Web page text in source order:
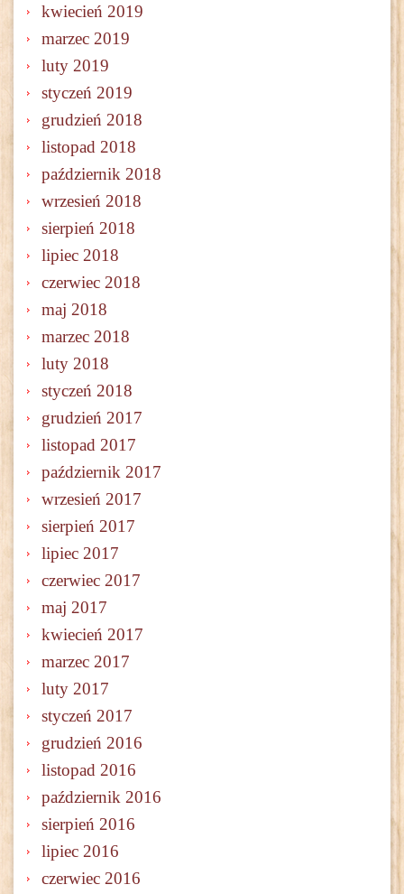
kwiecień 2019
marzec 2019
luty 2019
styczeń 2019
grudzień 2018
listopad 2018
październik 2018
wrzesień 2018
sierpień 2018
lipiec 2018
czerwiec 2018
maj 2018
marzec 2018
luty 2018
styczeń 2018
grudzień 2017
listopad 2017
październik 2017
wrzesień 2017
sierpień 2017
lipiec 2017
czerwiec 2017
maj 2017
kwiecień 2017
marzec 2017
luty 2017
styczeń 2017
grudzień 2016
listopad 2016
październik 2016
sierpień 2016
lipiec 2016
czerwiec 2016